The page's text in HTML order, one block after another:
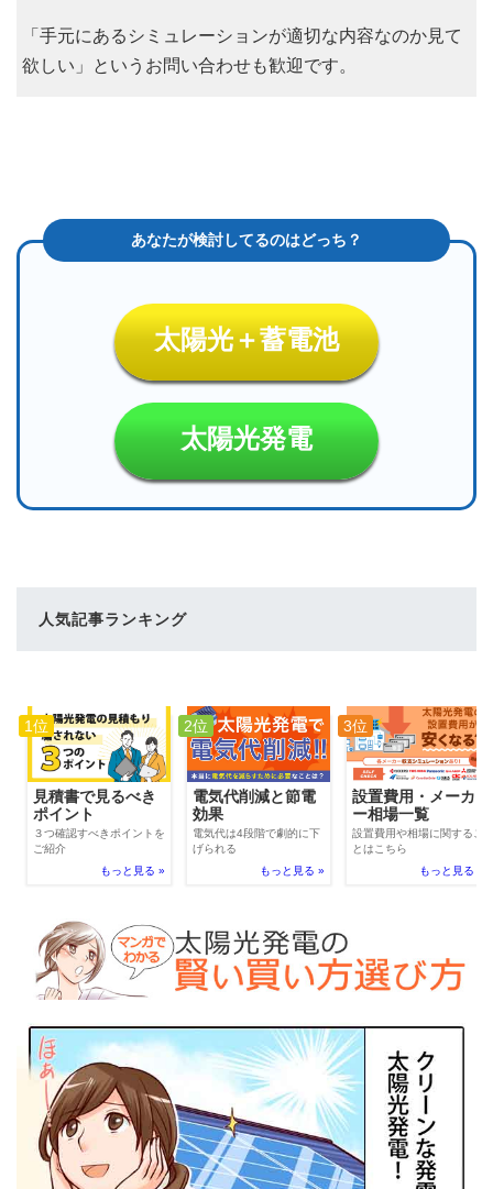
「手元にあるシミュレーションが適切な内容なのか見て
欲しい」というお問い合わせも歓迎です。
太陽光＋蓄電池
太陽光発電
人気記事ランキング
1位
見積書で見るべき
ポイント
３つ確認すべきポイントを
ご紹介
もっと見る »
2位
電気代削減と節電
効果
電気代は4段階で劇的に下
げられる
もっと見る »
3位
設置費用・メーカ
ー相場一覧
設置費用や相場に関するこ
とはこちら
もっと見る »